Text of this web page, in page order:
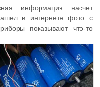
информация насчет
в интернете фото с
показывают что-то